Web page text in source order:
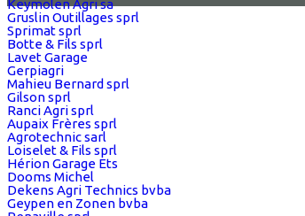
Keymolen Agri sa
Gruslin Outillages sprl
Sprimat sprl
Botte & Fils sprl
Lavet Garage
Gerpiagri
Mahieu Bernard sprl
Gilson sprl
Ranci Agri sprl
Aupaix Frères sprl
Agrotechnic sarl
Loiselet & Fils sprl
Hérion Garage Ets
Dooms Michel
Dekens Agri Technics bvba
Geypen en Zonen bvba